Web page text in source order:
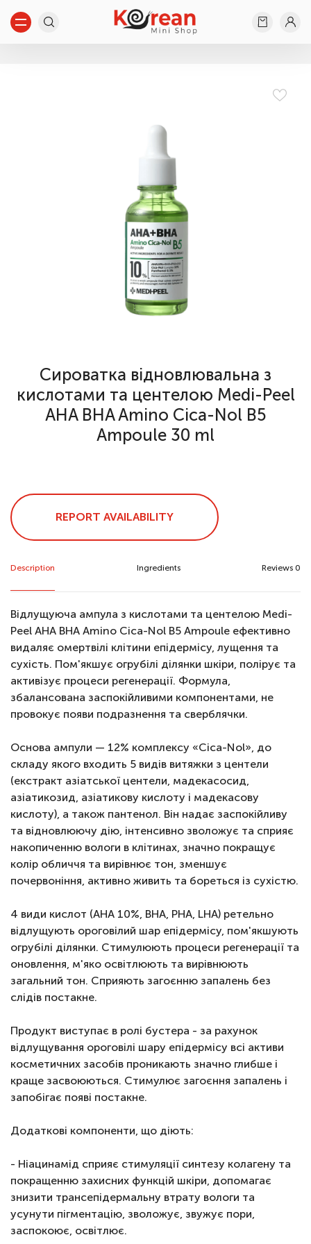
Сироватка відновлювальна з
кислотами та центелою Medi-Peel
AHA BHA Amino Cica-Nol B5
Ampoule 30 ml
REPORT AVAILABILITY
Description Ingredients Reviews 0
Відлущуюча ампула з кислотами та центелою Medi-
Peel AHA BHA Amino Cica-Nol B5 Ampoule ефективно
видаляє омертвілі клітини епідермісу, лущення та
сухість. Пом'якшує огрубілі ділянки шкіри, полірує та
активізує процеси регенерації. Формула,
збалансована заспокійливими компонентами, не
провокує появи подразнення та сверблячки.
Основа ампули — 12% комплексу «Cica-Nol», до
складу якого входить 5 видів витяжки з центели
(екстракт азіатської центели, мадекасосид,
азіатикозид, азіатикову кислоту і мадекасову
кислоту), а також пантенол. Він надає заспокійливу
та відновлюючу дію, інтенсивно зволожує та сприяє
накопиченню вологи в клітинах, значно покращує
колір обличчя та вирівнює тон, зменшує
почервоніння, активно живить та бореться із сухістю.
4 види кислот (AHA 10%, BHA, PHA, LHA) ретельно
відлущують ороговілий шар епідермісу, пом'якшують
огрубілі ділянки. Стимулюють процеси регенерації та
оновлення, м'яко освітлюють та вирівнюють
загальний тон. Сприяють загоєнню запалень без
слідів постакне.
Продукт виступає в ролі бустера - за рахунок
відлущування ороговілі шару епідермісу всі активи
косметичних засобів проникають значно глибше і
краще засвоюються. Стимулює загоєння запалень і
запобігає появі постакне.
Додаткові компоненти, що діють:
- Ніацинамід сприяє стимуляції синтезу колагену та
покращенню захисних функцій шкіри, допомагає
знизити трансепідермальну втрату вологи та
усунути пігментацію, зволожує, звужує пори,
заспокоює, освітлює.